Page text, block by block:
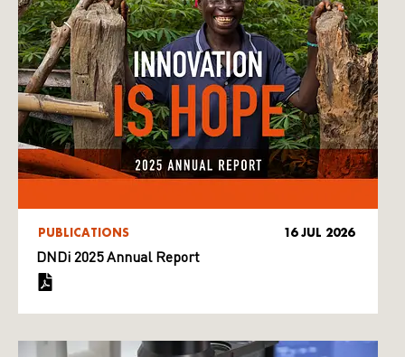
PUBLICATIONS 16 JUL 2026
DNDi 2025 Annual Report